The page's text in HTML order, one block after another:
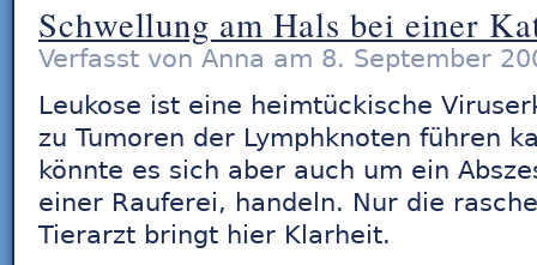
Schwellung am Hals bei einer
Verfasst von Anna am 8. September
Leukose ist eine heimtückische
zu Tumoren der Lymphknoten führen
könnte es sich aber auch um ein
einer Rauferei, handeln. Nur die
Tierarzt bringt hier Klarheit.